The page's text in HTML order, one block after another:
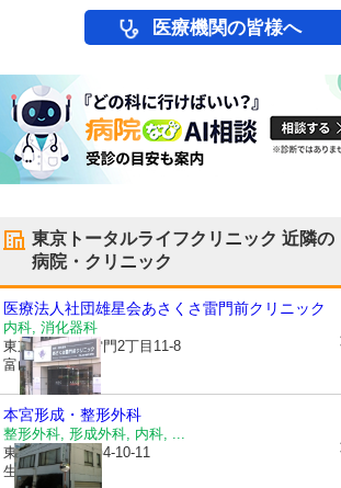
医療機関の皆様へ
東京トータルライフクリニック 近隣の
病院・クリニック
医療法人社団雄星会あさくさ雷門前クリニック
内科, 消化器科
東京都台東区雷門2丁目11-8
富山ビル1F
本宮形成・整形外科
整形外科, 形成外科, 内科, ...
東京都台東区寿4-10-11
生井ビル2F